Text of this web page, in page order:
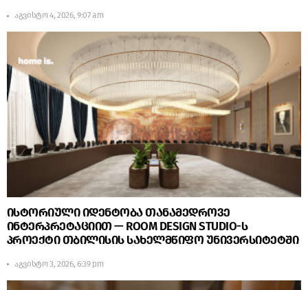
აგვისტო 4, 2026, 9:07 am
ისტორიული იდენტობა თანამედროვე
ინტერპრეტაციით — ROOM DESIGN STUDIO-ს
პროექტი თბილისის სახელმწიფო უნივერსიტეტში
აგვისტო 3, 2026, 6:39 pm